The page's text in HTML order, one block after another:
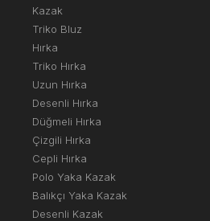
Kazak
Triko Bluz
Hırka
Triko Hırka
Uzun Hırka
Desenli Hırka
Düğmeli Hırka
Çizgili Hırka
Cepli Hırka
Polo Yaka Kazak
Balıkçı Yaka Kazak
Desenli Kazak